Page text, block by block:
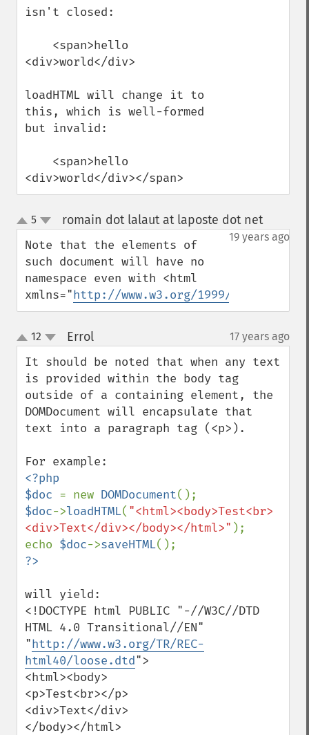
isn't closed:
<div>world</div>
loadHTML will change it to
this, which is well-formed
but invalid:
<div>world</div></span>
up
down
5 romain dot lalaut at laposte dot net¶
19 years ago
Note that the elements of
such document will have no
namespace even with <html
xmlns="http://www.w3.org/1999/xhtml
up
down
12 Errol¶ 17 years ago
It should be noted that when any text
is provided within the body tag
outside of a containing element, the
DOMDocument will encapsulate that
text into a paragraph tag (<p>).
<?php
$doc = new DOMDocument
$doc->loadHTML( "<html><body>Test<br>
<div>Text</div></body></html>" );
echo $doc->saveHTML
will yield:
<!DOCTYPE html PUBLIC "-//W3C//DTD
HTML 4.0 Transitional//EN"
"http://www.w3.org/TR/REC-
html40/loose.dtd">
<html><body>
<p>Test<br></p>
<div>Text</div>
</body></html>